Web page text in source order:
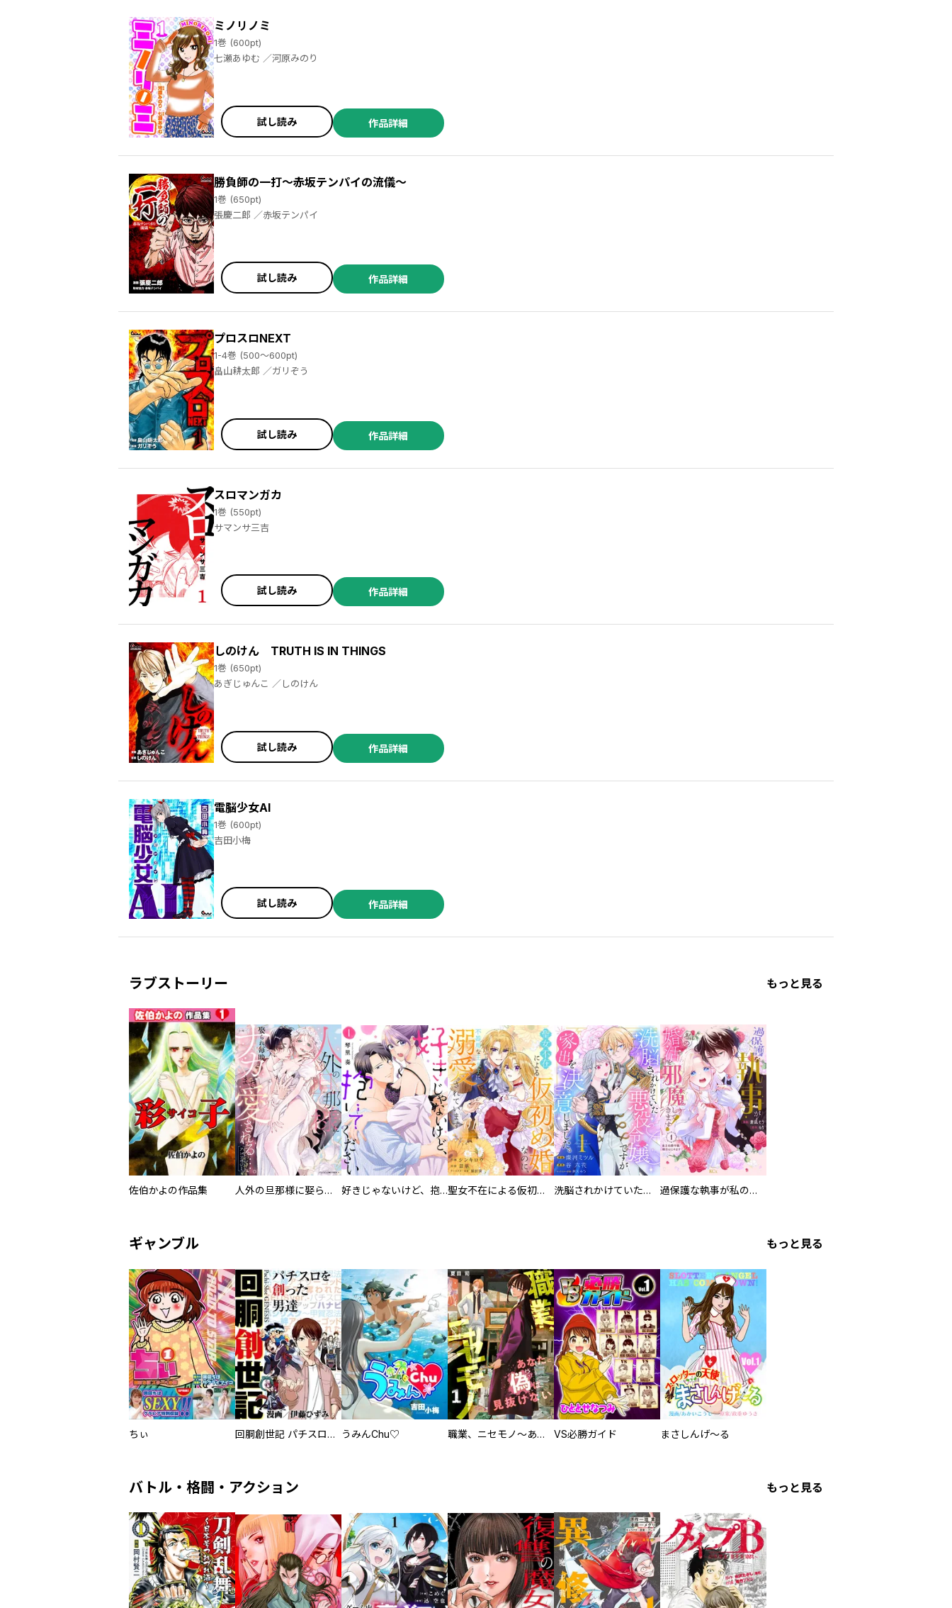
ミノリノミ
1巻 (600pt)
七瀬あゆむ ／河原みのり
試し読み 作品詳細
勝負師の一打～赤坂テンパイの流儀～
1巻 (650pt)
張慶二郎 ／赤坂テンパイ
試し読み 作品詳細
プロスロNEXT
1-4巻 (500～600pt)
畠山耕太郎 ／ガリぞう
試し読み 作品詳細
スロマンガカ
1巻 (550pt)
サマンサ三吉
試し読み 作品詳細
しのけん TRUTH IS IN THINGS
1巻 (650pt)
あぎじゅんこ ／しのけん
試し読み 作品詳細
電脳少女AI
1巻 (600pt)
吉田小梅
試し読み 作品詳細
ラブストーリー もっと見る
佐伯かよの作品集 人外の旦那様に娶られ毎晩ナカまで愛される…。アンソロジー 好きじゃないけど、抱いてください【電子単行本版／特典おまけ付き】 聖女不在による仮初め婚なのに、不器用な王太子に溺愛されています【電子単行本版／特典おまけ付き】 洗脳されかけていた悪役令嬢ですが家出を決意しました。【電子単行本版／特典おまけ付き】 過保護な執事が私の婚活を邪魔してきます！ 分冊版
ギャンブル もっと見る
ちぃ 回胴創世記 パチスロを創った男達 うみんChu♡ 職業、ニセモノ～あなたに偽は見抜けない【電子単行本版】 VS必勝ガイド まさしんげ～る
バトル・格闘・アクション もっと見る